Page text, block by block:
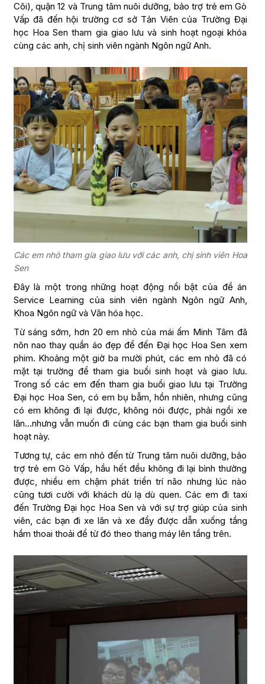
Côi), quận 12 và Trung tâm nuôi dưỡng, bảo trợ trẻ em Gò
Vấp đã đến hội trường cơ sở Tản Viên của Trường Đại
học Hoa Sen tham gia giao lưu và sinh hoạt ngoại khóa
cùng các anh, chị sinh viên ngành Ngôn ngữ Anh.
Các em nhỏ tham gia giao lưu với các anh, chị sinh viên Hoa
Sen
Đây là một trong những hoạt động nổi bật của đề án
Service Learning của sinh viên ngành Ngôn ngữ Anh,
Khoa Ngôn ngữ và Văn hóa học.
Từ sáng sớm, hơn 20 em nhỏ của mái ấm Minh Tâm đã
nôn nao thay quần áo đẹp để đến Đại học Hoa Sen xem
phim. Khoảng một giờ ba mười phút, các em nhỏ đã có
mặt tại trường để tham gia buổi sinh hoạt và giao lưu.
Trong số các em đến tham gia buổi giao lưu tại Trường
Đại học Hoa Sen, có em bụ bẫm, hồn nhiên, nhưng cũng
có em không đi lại được, không nói được, phải ngồi xe
lăn…nhưng vẫn muốn đi cùng các bạn tham gia buổi sinh
hoạt này.
Tương tự, các em nhỏ đến từ Trung tâm nuôi dưỡng, bảo
trợ trẻ em Gò Vấp, hầu hết đều không đi lại bình thường
được, nhiều em chậm phát triển trí não nhưng lúc nào
cũng tươi cười với khách dù lạ dù quen. Các em đi taxi
đến Trường Đại học Hoa Sen và với sự trợ giúp của sinh
viên, các bạn đi xe lăn và xe đẩy được dẫn xuống tầng
hầm thoai thoải để từ đó theo thang máy lên tầng trên.